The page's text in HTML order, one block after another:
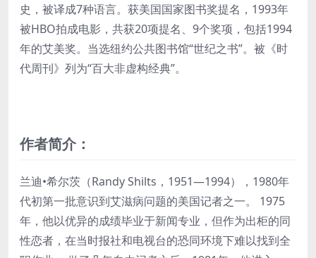
史，被译成7种语言。获美国国家图书奖提名，1993年
被HBO拍成电影，共获20项提名、9个奖项，包括1994
年的艾美奖。当选纽约公共图书馆“世纪之书”。被《时
代周刊》列为“百大非虚构经典”。
作者简介：
兰迪•希尔茨（Randy Shilts，1951—1994），1980年
代初第一批意识到艾滋病问题的美国记者之一。 1975
年，他以优异的成绩毕业于新闻专业，但作为出柜的同
性恋者，在当时报社和电视台的恐同环境下难以找到全